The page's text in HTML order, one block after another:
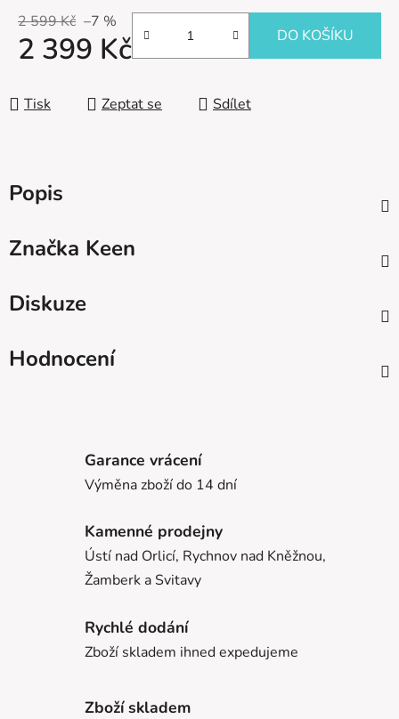
2 599 Kč –7 %
2 399 Kč DO KOŠÍKU
Tisk Zeptat se Sdílet
Popis
Značka Keen
Diskuze
Hodnocení
Garance vrácení
Výměna zboží do 14 dní
Kamenné prodejny
Ústí nad Orlicí, Rychnov nad Kněžnou,
Žamberk a Svitavy
Rychlé dodání
Zboží skladem ihned expedujeme
Zboží skladem